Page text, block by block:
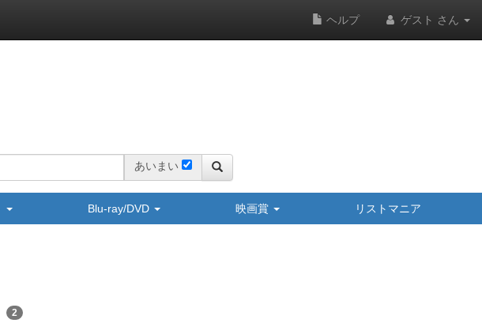
ヘルプ ゲスト さん
あいまい
Blu-ray/DVD 映画賞 リストマニア
2